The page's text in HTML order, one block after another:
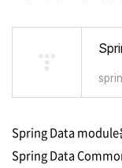
Spring Data module
Spring Data